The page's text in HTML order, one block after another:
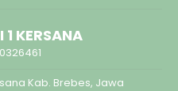
1 KERSANA
Kab. Brebes, Jawa